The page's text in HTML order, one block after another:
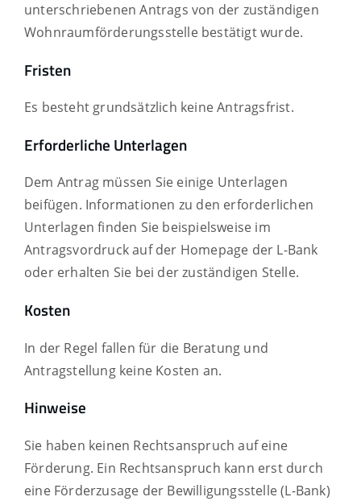
unterschriebenen Antrags von der zuständigen
Wohnraumförderungsstelle bestätigt wurde.
Fristen
Es besteht grundsätzlich keine Antragsfrist.
Erforderliche Unterlagen
Dem Antrag müssen Sie einige Unterlagen
beifügen. Informationen zu den erforderlichen
Unterlagen finden Sie beispielsweise im
Antragsvordruck auf der Homepage der L-Bank
oder erhalten Sie bei der zuständigen Stelle.
Kosten
In der Regel fallen für die Beratung und
Antragstellung keine Kosten an.
Hinweise
Sie haben keinen Rechtsanspruch auf eine
Förderung. Ein Rechtsanspruch kann erst durch
eine Förderzusage der Bewilligungsstelle (L-Bank)